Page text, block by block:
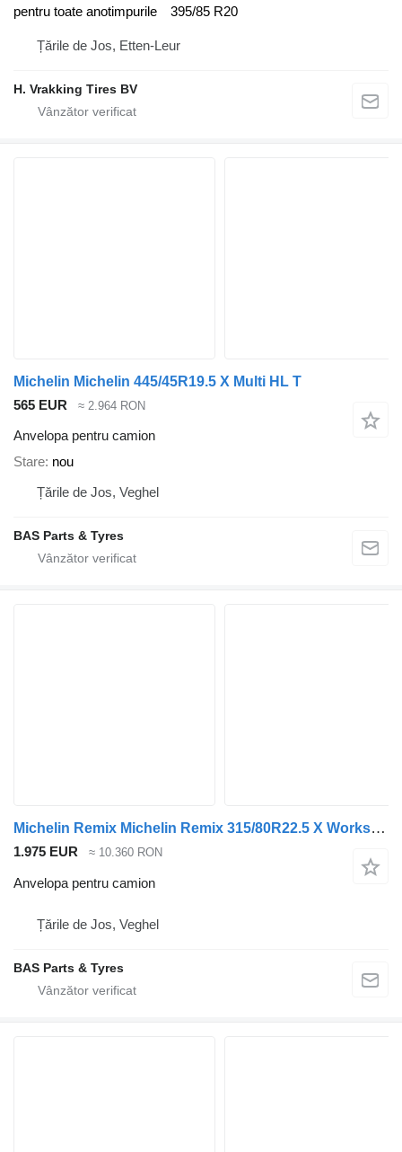
pentru toate anotimpurile
395/85 R20
Țările de Jos, Etten-Leur
H. Vrakking Tires BV
Michelin Michelin 445/45R19.5 X Multi HL T
565 EUR
≈ 2.964 RON
Anvelopa pentru camion
Stare nou
Țările de Jos, Veghel
BAS Parts & Tyres
Michelin Remix Michelin Remix 315/80R22.5 X Works D used set
1.975 EUR ≈ 10.360 RON
Anvelopa pentru camion
Țările de Jos, Veghel
BAS Parts & Tyres